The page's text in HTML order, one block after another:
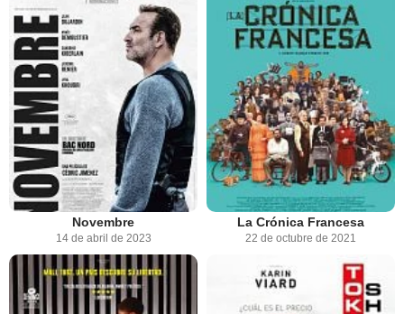
Novembre
14 de abril de 2023
La Crónica Francesa
22 de octubre de 2021